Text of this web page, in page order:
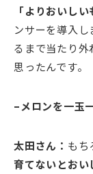
「よりおいし
ンサーを導入
るまで当たり外
思ったんです。
–メロンを一玉
太田さん： もち
育てないとおい